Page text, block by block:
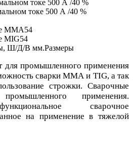
токе 500 А /40 %
токе 500 А /40 %
MMA54
MIG54
Ш/Д/В мм.Размеры
для промышленного применения
сварки ММА и TIG, а так
строжки. Сварочные
применения.
сварочное
на применение в тяжелой